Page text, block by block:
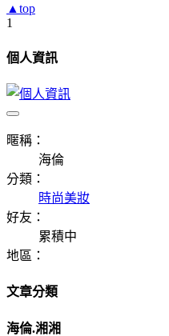
▲top
1
個人資訊
暱稱：
海倫
分類：
時尚美妝
好友：
累積中
地區：
文章分類
海倫.湘湘